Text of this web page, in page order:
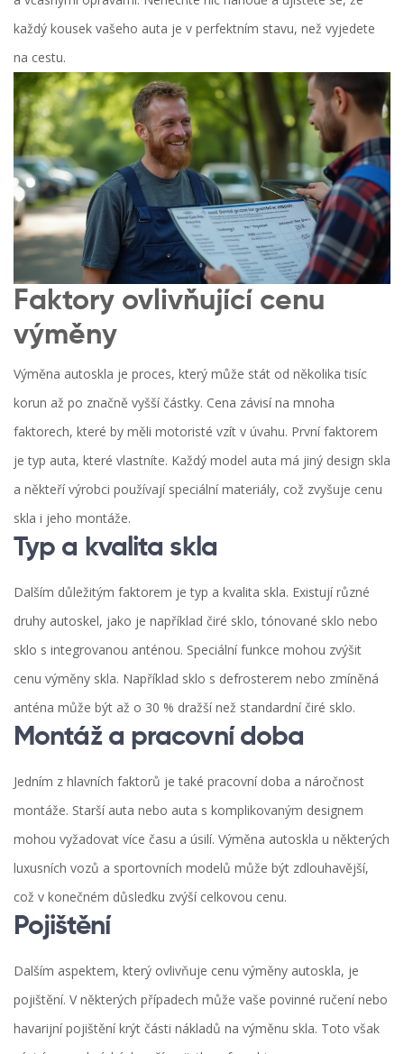
každý kousek vašeho auta je v perfektním stavu, než vyjedete
na cestu.
Faktory ovlivňující cenu
výměny
Výměna autoskla je proces, který může stát od několika tisíc
korun až po značně vyšší částky. Cena závisí na mnoha
faktorech, které by měli motoristé vzít v úvahu. První faktorem
je typ auta, které vlastníte. Každý model auta má jiný design skla
a někteří výrobci používají speciální materiály, což zvyšuje cenu
skla i jeho montáže.
Typ a kvalita skla
Dalším důležitým faktorem je typ a kvalita skla. Existují různé
druhy autoskel, jako je například čiré sklo, tónované sklo nebo
sklo s integrovanou anténou. Speciální funkce mohou zvýšit
cenu výměny skla. Například sklo s defrosterem nebo zmíněná
anténa může být až o 30 % dražší než standardní čiré sklo.
Montáž a pracovní doba
Jedním z hlavních faktorů je také pracovní doba a náročnost
montáže. Starší auta nebo auta s komplikovaným designem
mohou vyžadovat více času a úsilí. Výměna autoskla u některých
luxusních vozů a sportovních modelů může být zdlouhavější,
což v konečném důsledku zvýší celkovou cenu.
Pojištění
Dalším aspektem, který ovlivňuje cenu výměny autoskla, je
pojištění. V některých případech může vaše povinné ručení nebo
havarijní pojištění krýt části nákladů na výměnu skla. Toto však